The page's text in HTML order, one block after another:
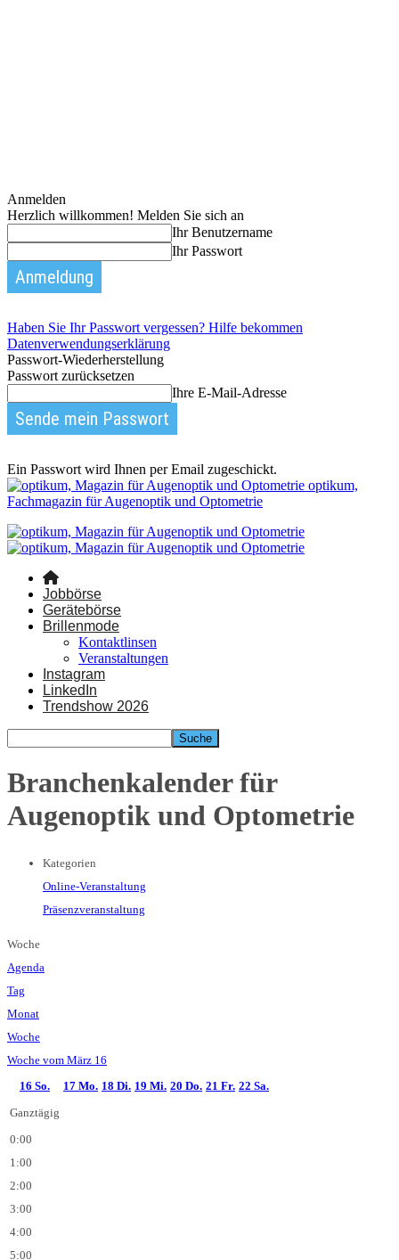
Anmelden
Herzlich willkommen! Melden Sie sich an
Ihr Benutzername
Ihr Passwort
Haben Sie Ihr Passwort vergessen? Hilfe bekommen
Datenverwendungserklärung
Passwort-Wiederherstellung
Passwort zurücksetzen
Ihre E-Mail-Adresse
Ein Passwort wird Ihnen per Email zugeschickt.
optikum,
Fachmagazin für Augenoptik und Optometrie
Jobbörse
Gerätebörse
Brillenmode
Kontaktlinsen
Veranstaltungen
Instagram
LinkedIn
Trendshow 2026
Branchenkalender für
Augenoptik und Optometrie
Kategorien
Online-Veranstaltung
Präsenzveranstaltung
Woche
Agenda
Tag
Monat
Woche
Woche vom März 16
16 So. 17 Mo. 18 Di. 19 Mi. 20 Do. 21 Fr. 22 Sa.
Ganztägig
0:00
1:00
2:00
3:00
4:00
5:00